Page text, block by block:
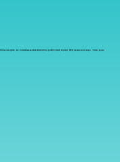
insights accionables sobre branding, publicidad digital, SEO, redes sociales y más, para